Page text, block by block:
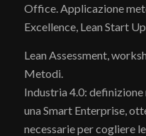
Office. Applicazione
Excellence, Lean Start
Lean Assessment,
Metodi.
Industria 4.0:
una Smart Enterprise,
necessarie per cogliere